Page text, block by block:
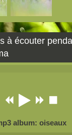
à écouter
album: oiseaux